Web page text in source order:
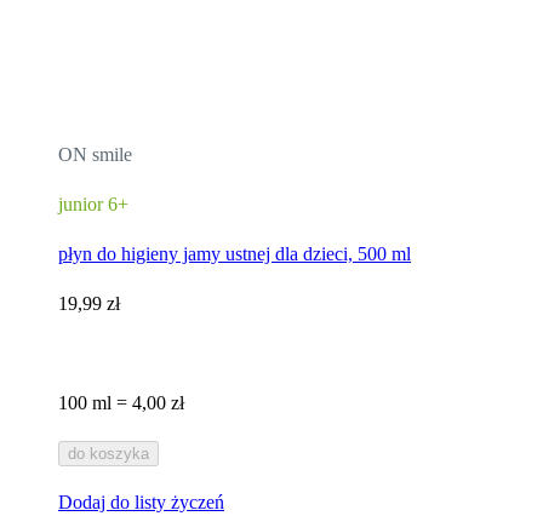
ON smile
junior 6+
płyn do higieny jamy ustnej dla dzieci, 500 ml
19,99 zł
100 ml = 4,00 zł
do koszyka
Dodaj do listy życzeń